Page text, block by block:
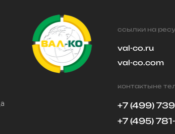
ссылки на
val-co.ru
val-co.com
контактыне
+7 (499)
+7 (495)